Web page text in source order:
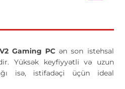
Gaming PCən son istehsal
Yüksək keyfiyyətli və uzun
isə, istifadəçi üçün ideal